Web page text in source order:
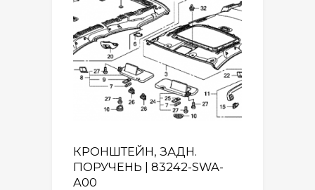
КРОНШТЕЙН, ЗАДН.
ПОРУЧЕНЬ | 83242-SWA-
A00